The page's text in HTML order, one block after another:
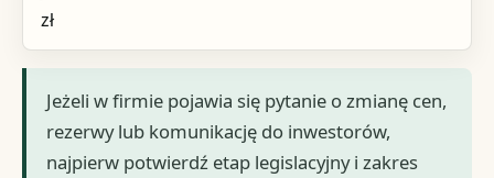
zł
Jeżeli w firmie pojawia się pytanie o zmianę cen,
rezerwy lub komunikację do inwestorów,
najpierw potwierdź etap legislacyjny i zakres